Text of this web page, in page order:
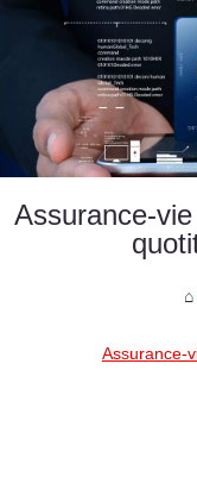
Assurance-
Assurance-